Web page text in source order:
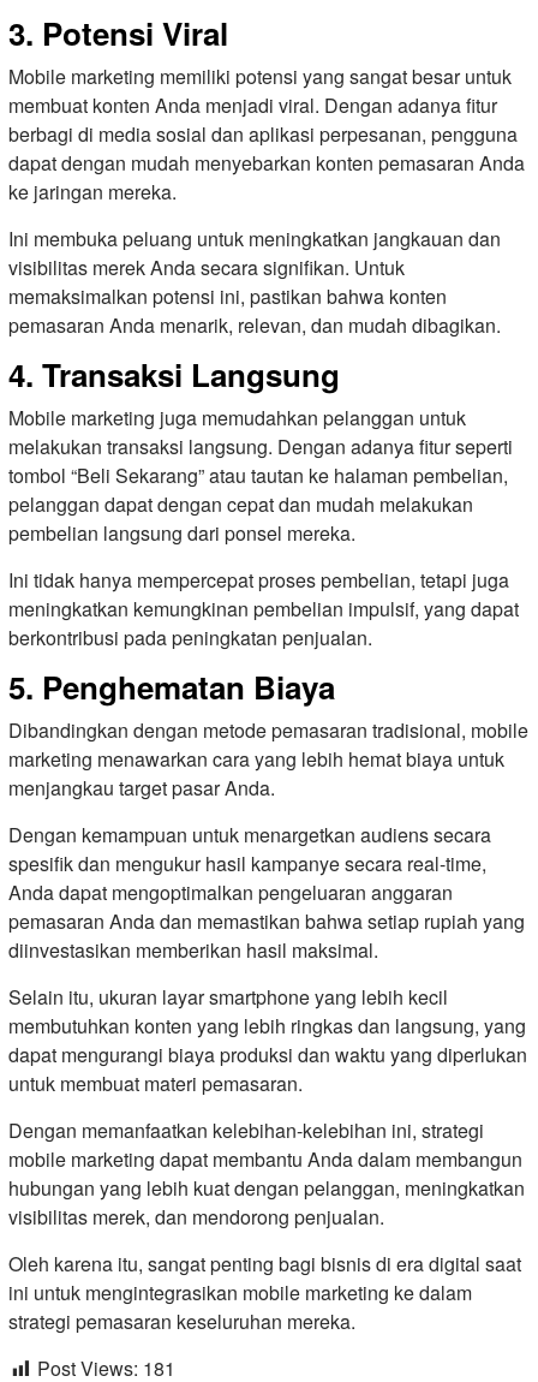
3. Potensi Viral
Mobile marketing memiliki potensi yang sangat besar untuk
membuat konten Anda menjadi viral. Dengan adanya fitur
berbagi di media sosial dan aplikasi perpesanan, pengguna
dapat dengan mudah menyebarkan konten pemasaran Anda
ke jaringan mereka.
Ini membuka peluang untuk meningkatkan jangkauan dan
visibilitas merek Anda secara signifikan. Untuk
memaksimalkan potensi ini, pastikan bahwa konten
pemasaran Anda menarik, relevan, dan mudah dibagikan.
4. Transaksi Langsung
Mobile marketing juga memudahkan pelanggan untuk
melakukan transaksi langsung. Dengan adanya fitur seperti
tombol “Beli Sekarang” atau tautan ke halaman pembelian,
pelanggan dapat dengan cepat dan mudah melakukan
pembelian langsung dari ponsel mereka.
Ini tidak hanya mempercepat proses pembelian, tetapi juga
meningkatkan kemungkinan pembelian impulsif, yang dapat
berkontribusi pada peningkatan penjualan.
5. Penghematan Biaya
Dibandingkan dengan metode pemasaran tradisional, mobile
marketing menawarkan cara yang lebih hemat biaya untuk
menjangkau target pasar Anda.
Dengan kemampuan untuk menargetkan audiens secara
spesifik dan mengukur hasil kampanye secara real-time,
Anda dapat mengoptimalkan pengeluaran anggaran
pemasaran Anda dan memastikan bahwa setiap rupiah yang
diinvestasikan memberikan hasil maksimal.
Selain itu, ukuran layar smartphone yang lebih kecil
membutuhkan konten yang lebih ringkas dan langsung, yang
dapat mengurangi biaya produksi dan waktu yang diperlukan
untuk membuat materi pemasaran.
Dengan memanfaatkan kelebihan-kelebihan ini, strategi
mobile marketing dapat membantu Anda dalam membangun
hubungan yang lebih kuat dengan pelanggan, meningkatkan
visibilitas merek, dan mendorong penjualan.
Oleh karena itu, sangat penting bagi bisnis di era digital saat
ini untuk mengintegrasikan mobile marketing ke dalam
strategi pemasaran keseluruhan mereka.
Post Views: 181